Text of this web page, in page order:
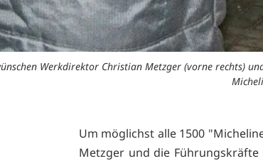
Werkdirektor Christian Metzger (vorne rechts)
Um möglichst alle 1500
Metzger und die